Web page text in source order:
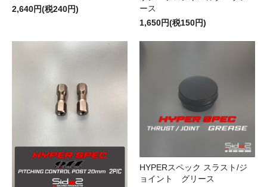
2,640円(税240円)
ース
1,650円(税150円)
HYPERスペック スラスト/ジ
ョイント グリース